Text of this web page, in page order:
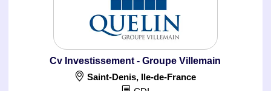
Cv Investissement - Groupe Villemain
Saint-Denis, Ile-de-France